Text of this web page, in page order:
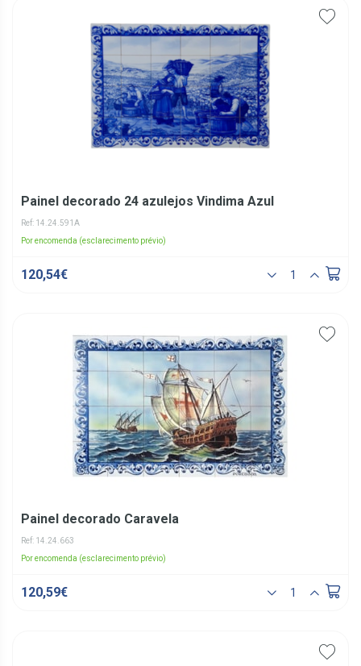
Painel decorado 24 azulejos Vindima Azul
Ref: 14.24.591A
Por encomenda (esclarecimento prévio)
120,54€
Painel decorado Caravela
Ref: 14.24.663
Por encomenda (esclarecimento prévio)
120,59€